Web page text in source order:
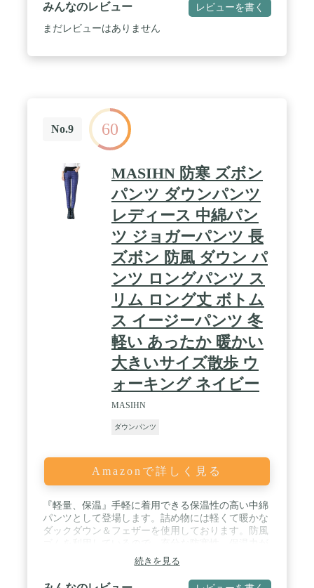
みんなのレビュー レビューを書く
まだレビューはありません
No.9 60
MASIHN 防寒 ズボン
パンツ ダウンパンツ
レディース 中綿パン
ツ ジョガーパンツ 長
ズボン 防風 ダウン パ
ンツ ロングパンツ ス
リム ロング丈 ボトム
ス イージーパンツ 冬
軽い あったか 暖かい
大きいサイズ散歩 ウ
ォーキング ネイビー
MASIHN
ダウンパンツ
Amazonで詳しく見る
『軽量、保温』手軽に着用できる保温性の高い中綿
パンツとして登場します。詰め物には軽くて暖かな
ダックダウン＆フェザーを使用しております。防風
あります。ダウンパンツや暖パンを履くことで、下
半身を暖めてこその防寒対策なのです。 お届けまで
発送より10へ12日程度お時間がかかります。お急ぎ
続きを見る